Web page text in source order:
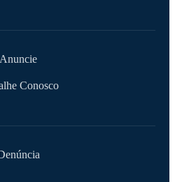
Anuncie
Conosco